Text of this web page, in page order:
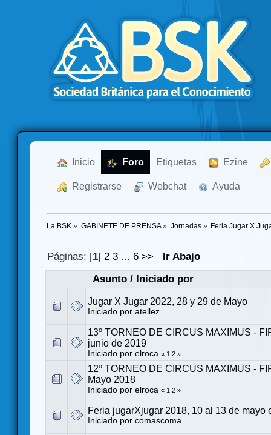
Inicio Foro Etiquetas Ezine
Registrarse Webchat Ayuda
La BSK » GABINETE DE PRENSA» Jornadas» Feria Jugar X
Páginas: [1]2 3 ...6 >>
Ir Abajo
Asunto/ Iniciado por
Jugar X Jugar 2022, 28 y 29 de Mayo
Iniciado por atellez
13º TORNEO DE CIRCUS MAXIMUS -
junio de 2019
Iniciado por elroca « 1 2 »
12º TORNEO DE CIRCUS MAXIMUS -
Mayo 2018
Iniciado por elroca « 1 2 »
Feria jugarXjugar 2018, 10 al 13 de mayo
Iniciado por comascoma